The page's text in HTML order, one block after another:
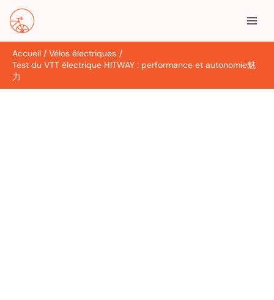
Aller
contenu
Accueil
Vélos électriques
Test du VTT électrique HITWAY : performance et autonomie魅
力
R
e
c
h
e